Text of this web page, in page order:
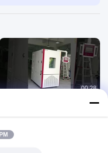
00:28
プログラム可能な環境高および低温
August 08, 2025